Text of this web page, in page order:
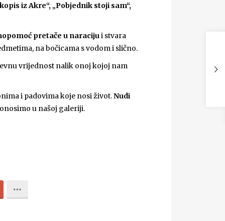
iz Akre“, „Pobjednik stoji sam“,
pretače u naracijui stvara
na bočicama s vodom i slično.
vrijednost nalik onoj kojoj nam
i padovima koje nosi život.Nudi
u našoj galeriji.